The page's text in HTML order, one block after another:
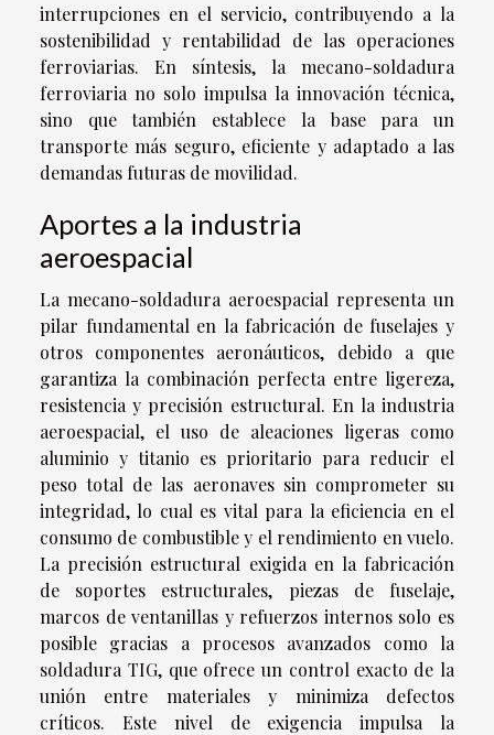
interrupciones en el servicio, contribuyendo a la
sostenibilidad y rentabilidad de las operaciones
ferroviarias. En síntesis, la mecano-soldadura
ferroviaria no solo impulsa la innovación técnica,
sino que también establece la base para un
transporte más seguro, eficiente y adaptado a las
demandas futuras de movilidad.
Aportes a la industria
aeroespacial
La mecano-soldadura aeroespacial representa un
pilar fundamental en la fabricación de fuselajes y
otros componentes aeronáuticos, debido a que
garantiza la combinación perfecta entre ligereza,
resistencia y precisión estructural. En la industria
aeroespacial, el uso de aleaciones ligeras como
aluminio y titanio es prioritario para reducir el
peso total de las aeronaves sin comprometer su
integridad, lo cual es vital para la eficiencia en el
consumo de combustible y el rendimiento en vuelo.
La precisión estructural exigida en la fabricación
de soportes estructurales, piezas de fuselaje,
marcos de ventanillas y refuerzos internos solo es
posible gracias a procesos avanzados como la
soldadura TIG, que ofrece un control exacto de la
unión entre materiales y minimiza defectos
críticos. Este nivel de exigencia impulsa la